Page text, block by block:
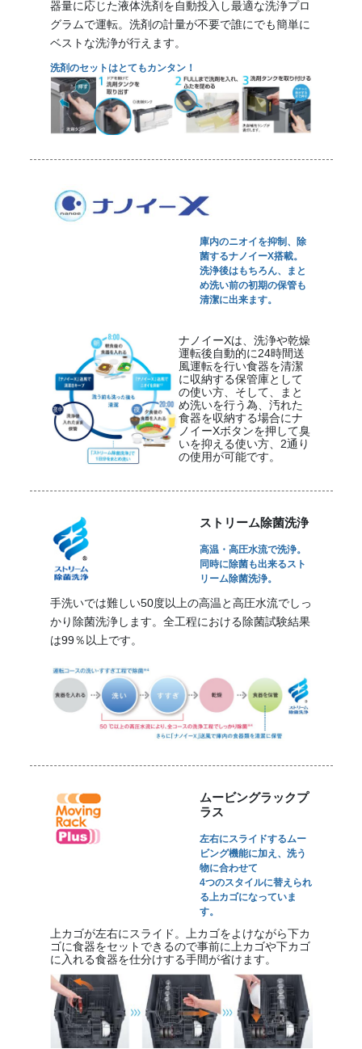
器量に応じた液体洗剤を自動投入し最適な洗浄プロ
グラムで運転。洗剤の計量が不要で誰にでも簡単に
ベストな洗浄が行えます。
洗剤のセットはとてもカンタン！
庫内のニオイを抑制、除
菌するナノイーX搭載。
洗浄後はもちろん、まと
め洗い前の初期の保管も
清潔に出来ます。
ナノイーXは、洗浄や乾燥
運転後自動的に24時間送
風運転を行い食器を清潔
に収納する保管庫として
の使い方、そして、まと
め洗いを行う為、汚れた
食器を収納する場合にナ
ノイーXボタンを押して臭
いを抑える使い方、2通り
の使用が可能です。
ストリーム除菌洗浄
高温・高圧水流で洗浄。
同時に除菌も出来るスト
リーム除菌洗浄。
手洗いでは難しい50度以上の高温と高圧水流でしっ
かり除菌洗浄します。全工程における除菌試験結果
は99％以上です。
ムービングラックプ
ラス
左右にスライドするムー
ビング機能に加え、洗う
物に合わせて
4つのスタイルに替えられ
る上カゴになっていま
す。
上カゴが左右にスライド。上カゴをよけながら下カ
ゴに食器をセットできるので事前に上カゴや下カゴ
に入れる食器を仕分けする手間が省けます。